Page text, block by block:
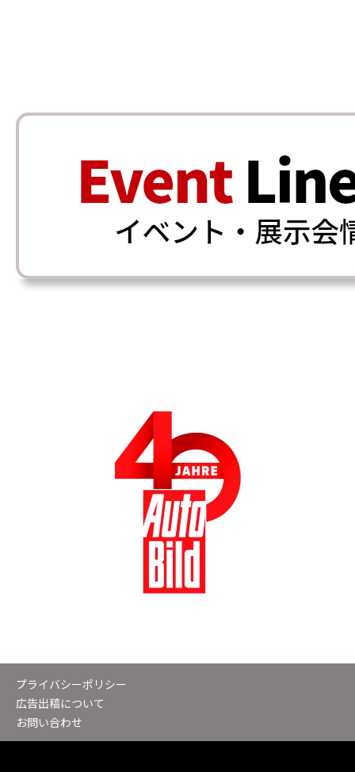
プライバシーポリシー
広告出稿について
お問い合わせ